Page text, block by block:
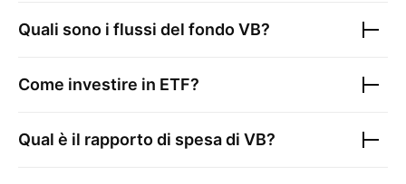
Quali sono i flussi del fondoVB?
Come investire in ETF?
Qual è il rapporto di spesa di VB?